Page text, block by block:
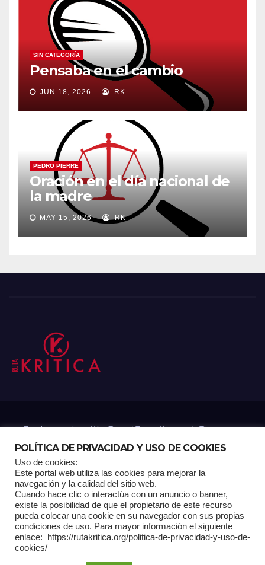
SIN CATEGORÍA
Pensaba en el cambio
JUN 18, 2026 RK
PEDRO PIERRE
Oración en el día nacional de
la madre
MAY 15, 2026 RK
Funciona gracias a WordPress|Tema: Newsup deThemeansar
Home Análisis Carrito RK Contactos Documental Gracias !
Multimedia Página de ejemplo Pagina Principal Pago
POLÍTICA DE PRIVACIDAD Y USO DE COOKIES
Uso de cookies:
Este portal web utiliza las cookies para mejorar la
navegación y la calidad del sitio web.
Cuando hace clic o interactúa con un anuncio o banner,
existe la posibilidad de que el propietario de este recurso
pueda colocar una cookie en su navegador con sus propias
condiciones de uso. Para mayor información el siguiente
enlace: https://rutakritica.org/politica-de-privacidad-y-uso-de-
cookies/